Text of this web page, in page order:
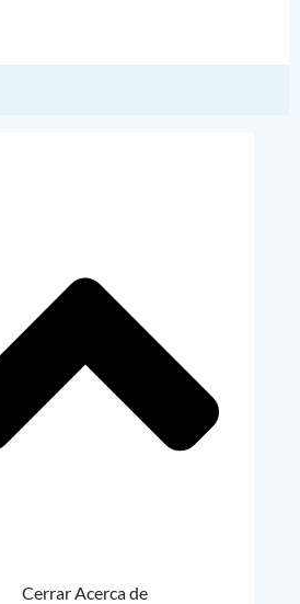
Cerrar Acerca de